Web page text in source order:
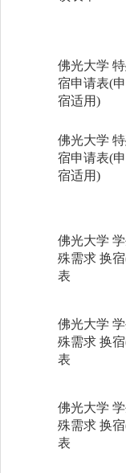
佛光大学
宿申请表(
宿适用)
佛光大学
宿申请表(
宿适用)
佛光大学
殊需求 换
表
佛光大学
殊需求 换
表
佛光大学
殊需求 换
表